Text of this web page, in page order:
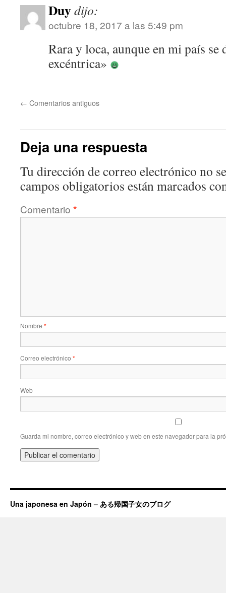
Duydijo:
octubre 18, 2017 a las 5:49 pm
Rara y loca, aunque en mi país se
excéntrica»
← Comentarios antiguos
Deja una respuesta
Tu dirección de correo electrónico no
campos obligatorios están marcados
Comentario *
Nombre *
Correo electrónico *
Web
Guarda mi nombre, correo electrónico y web en este navegador para la
Una japonesa en Japón – ある帰国子女のブログ